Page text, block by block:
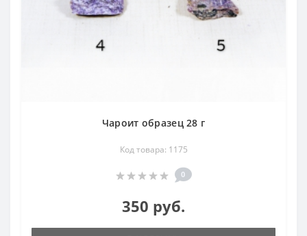
Чароит образец 28 г
Код товара: 1175
0
350 руб.